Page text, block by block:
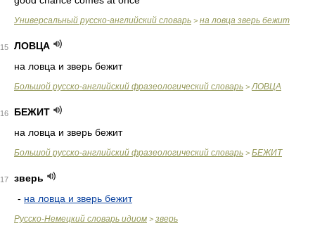
Универсальный русско-английский словарь > на ловца зверь бежит
15
ЛОВЦА
на ловца и зверь бежит
Большой русско-английский фразеологический словарь > ЛОВЦА
16
БЕЖИТ
на ловца и зверь бежит
Большой русско-английский фразеологический словарь > БЕЖИТ
17
зверь
- на ловца и зверь бежит
Русско-Немецкий словарь идиом > зверь